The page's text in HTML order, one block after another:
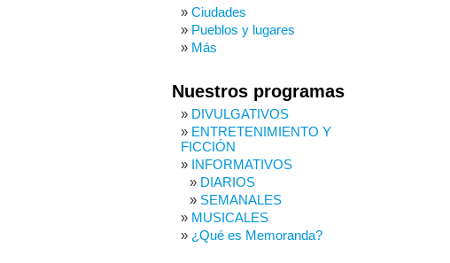
Ciudades
Pueblos y lugares
Más
Nuestros programas
DIVULGATIVOS
ENTRETENIMIENTO Y
FICCIÓN
INFORMATIVOS
DIARIOS
SEMANALES
MUSICALES
¿Qué es Memoranda?